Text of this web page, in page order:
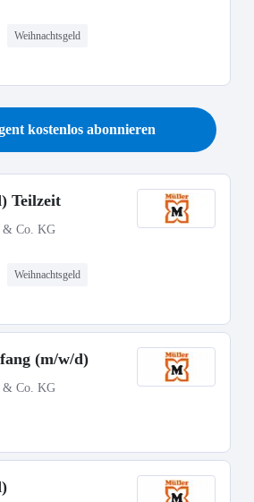
Weihnachtsgeld
kostenlos abonnieren
Teilzeit
& Co. KG
Weihnachtsgeld
(m/w/d)
& Co. KG